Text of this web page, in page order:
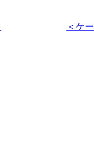
＜ケ